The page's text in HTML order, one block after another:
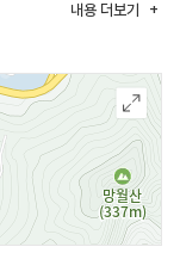
이며, 내부에는 단체
내용 더보기